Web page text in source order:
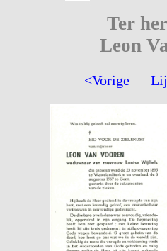
Ter
Leon
<Vorige —